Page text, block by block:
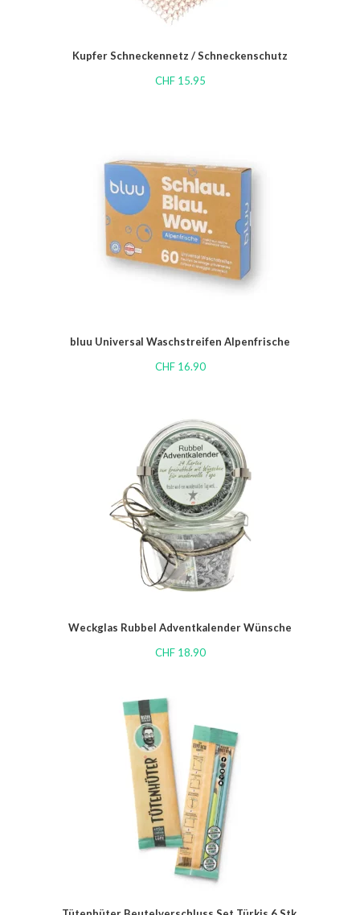
Kupfer Schneckennetz / Schneckenschutz
CHF15.95
bluu Universal Waschstreifen Alpenfrische
CHF16.90
Weckglas Rubbel Adventkalender Wünsche
CHF18.90